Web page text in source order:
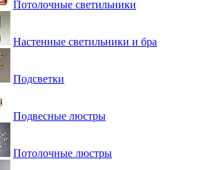
Потолочные светильники
Настенные светильники и бра
Подсветки
Подвесные люстры
Потолочные люстры